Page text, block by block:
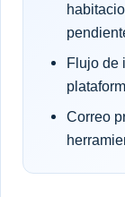
Flujo de
Correo